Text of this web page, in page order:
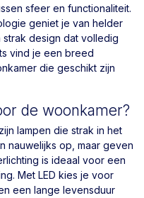
sfeer en functionaliteit.
geniet je van helder
design dat volledig
vind je een breed
die geschikt zijn
de woonkamer?
lampen die strak in het
nauwelijks op, maar geven
is ideaal voor een
Met LED kies je voor
een lange levensduur